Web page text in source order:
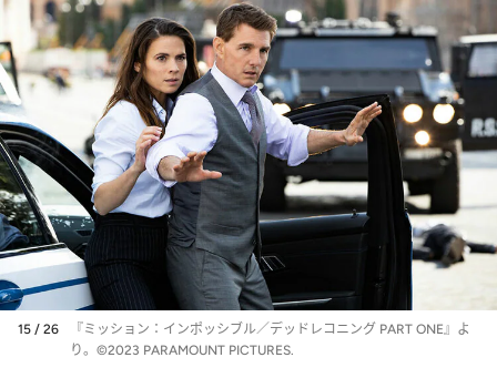
15 / 26
『ミッション：インポッシブル／デッドレコニング PART ONE』よ
り。©2023 PARAMOUNT PICTURES.